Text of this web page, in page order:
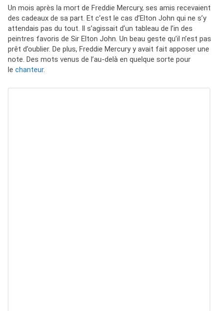
Un mois après la mort de Freddie Mercury, ses amis recevaient
des cadeaux de sa part. Et c’est le cas d’Elton John qui ne s’y
attendais pas du tout. Il s’agissait d’un tableau de l’in des
peintres favoris de Sir Elton John. Un beau geste qu’il n’est pas
prêt d’oublier. De plus, Freddie Mercury y avait fait apposer une
note. Des mots venus de l’au-delà en quelque sorte pour
le chanteur.